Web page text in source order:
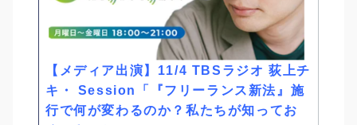
【メディア出演】11/4 TBSラジオ 荻上チ
キ・ Session「『フリーランス新法』施
行で何が変わるのか？私たちが知ってお